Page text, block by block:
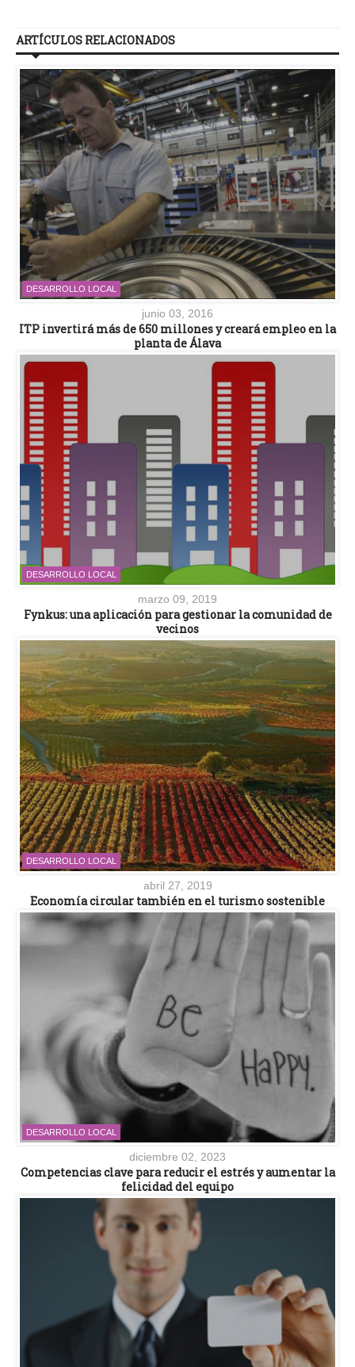
ARTÍCULOS RELACIONADOS
DESARROLLO LOCAL
junio 03, 2016
ITP invertirá más de 650 millones y creará empleo en la
planta de Álava
DESARROLLO LOCAL
marzo 09, 2019
Fynkus: una aplicación para gestionar la comunidad de
vecinos
DESARROLLO LOCAL
abril 27, 2019
Economía circular también en el turismo sostenible
DESARROLLO LOCAL
diciembre 02, 2023
Competencias clave para reducir el estrés y aumentar la
felicidad del equipo